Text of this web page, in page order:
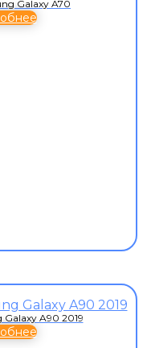
Galaxy A70
A90 2019